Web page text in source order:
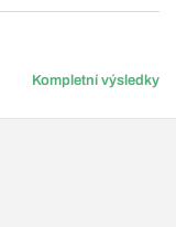
Kompletní výsledky